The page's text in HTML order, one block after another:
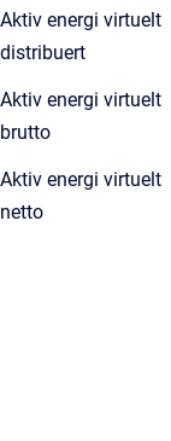
Aktiv energi virtuelt
distribuert
Aktiv energi virtuelt
brutto
Aktiv energi virtuelt
netto